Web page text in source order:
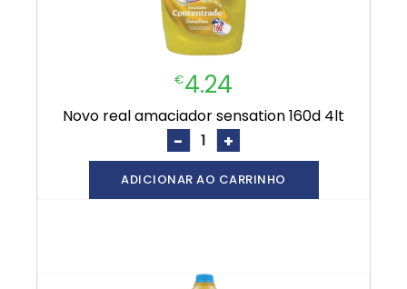
€4.24
novo real amaciador sensation 160d 4lt
- +
ADICIONAR AO CARRINHO